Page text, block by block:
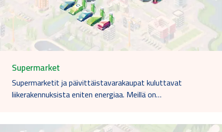
Supermarket
Supermarketit ja päivittäistavarakaupat kuluttavat
liikerakennuksista eniten energiaa. Meillä on…